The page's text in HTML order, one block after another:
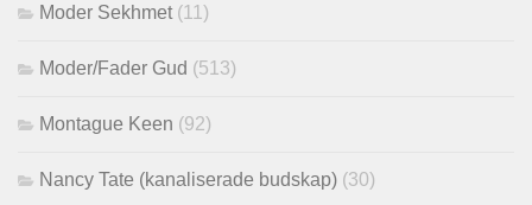
Moder Sekhmet (11)
Moder/Fader Gud (513)
Montague Keen (92)
Nancy Tate (kanaliserade budskap) (30)